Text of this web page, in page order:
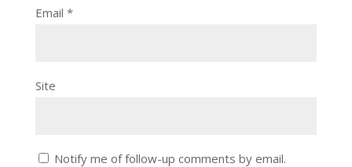
Email *
Site
Notify me of follow-up comments by email.